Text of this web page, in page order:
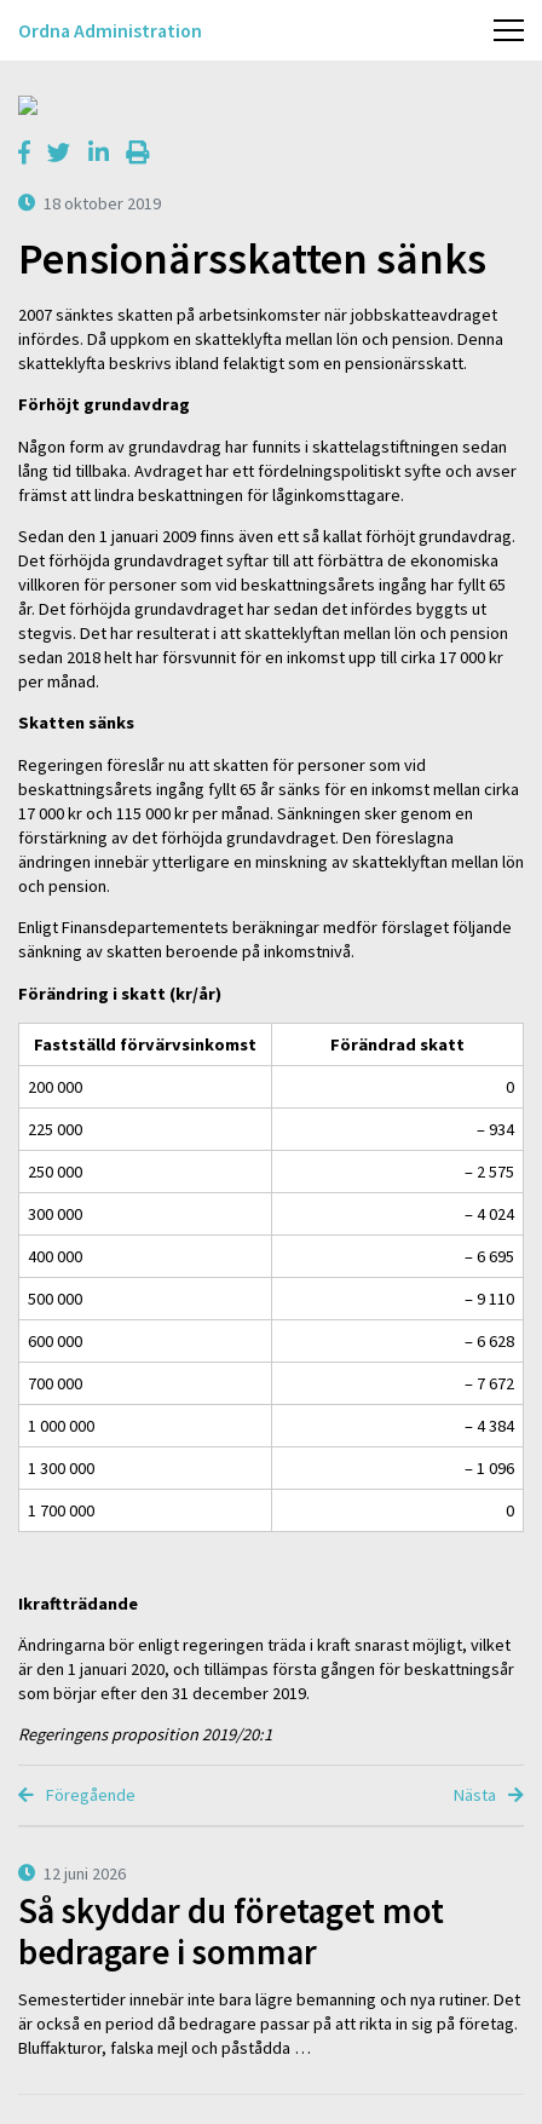
Ordna Administration
18 oktober 2019
Pensionärsskatten sänks
2007 sänktes skatten på arbetsinkomster när jobbskatteavdraget
infördes. Då uppkom en skatteklyfta mellan lön och pension. Denna
skatteklyfta beskrivs ibland felaktigt som en pensionärsskatt.
Förhöjt grundavdrag
Någon form av grundavdrag har funnits i skattelagstiftningen sedan
lång tid tillbaka. Avdraget har ett fördelningspolitiskt syfte och avser
främst att lindra beskattningen för låginkomsttagare.
Sedan den 1 januari 2009 finns även ett så kallat förhöjt grundavdrag.
Det förhöjda grundavdraget syftar till att förbättra de ekonomiska
villkoren för personer som vid beskattningsårets ingång har fyllt 65
år. Det förhöjda grundavdraget har sedan det infördes byggts ut
stegvis. Det har resulterat i att skatteklyftan mellan lön och pension
sedan 2018 helt har försvunnit för en inkomst upp till cirka 17 000 kr
per månad.
Skatten sänks
Regeringen föreslår nu att skatten för personer som vid
beskattningsårets ingång fyllt 65 år sänks för en inkomst mellan cirka
17 000 kr och 115 000 kr per månad. Sänkningen sker genom en
förstärkning av det förhöjda grundavdraget. Den föreslagna
ändringen innebär ytterligare en minskning av skatteklyftan mellan lön
och pension.
Enligt Finansdepartementets beräkningar medför förslaget följande
sänkning av skatten beroende på inkomstnivå.
Förändring i skatt (kr/år)
Fastställd förvärvsinkomst
Förändrad skatt
200 000
0
225 000
– 934
250 000
– 2 575
300 000
– 4 024
400 000
– 6 695
500 000
– 9 110
600 000
– 6 628
700 000
– 7 672
1 000 000
– 4 384
1 300 000
– 1 096
1 700 000
0
Ikraftträdande
Ändringarna bör enligt regeringen träda i kraft snarast möjligt, vilket
är den 1 januari 2020, och tillämpas första gången för beskattningsår
som börjar efter den 31 december 2019.
Regeringens proposition 2019/20:1
Föregående Nästa
12 juni 2026
Så skyddar du företaget mot
bedragare i sommar
Semestertider innebär inte bara lägre bemanning och nya rutiner. Det
är också en period då bedragare passar på att rikta in sig på företag.
Bluffakturor, falska mejl och påstådda …